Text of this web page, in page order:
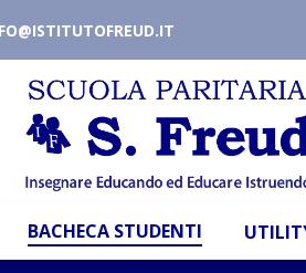
BACHECA STUDENTI